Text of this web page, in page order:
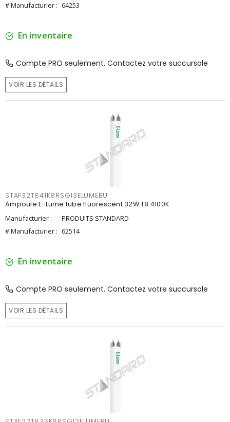
# Manufacturier : 64253
En inventaire
Compte PRO seulement. Contactez votre succursale
VOIR LES DÉTAILS
STAF32T841K8RSG13ELUMEBU
Ampoule E-Lume tube fluorescent 32W T8 4100K
Manufacturier :
PRODUITS STANDARD
# Manufacturier : 62514
En inventaire
Compte PRO seulement. Contactez votre succursale
VOIR LES DÉTAILS